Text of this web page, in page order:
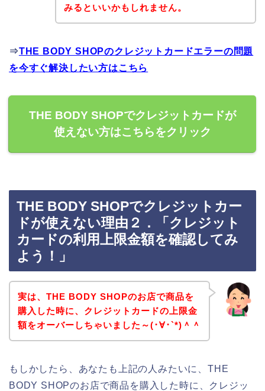
みるといいかもしれません。
⇒THE BODY SHOPのクレジットカードエラーの問題
を今すぐ解決したい方はこちら
THE BODY SHOPでクレジットカードが
使えない方はこちらをクリック
THE BODY SHOPでクレジットカー
ドが使えない理由２．「クレジット
カードの利用上限金額を確認してみ
よう！」
実は、THE BODY SHOPのお店で商品を
購入した時に、クレジットカードの上限金
額をオーバーしちゃいました～(･∀･`*)＾＾
もしかしたら、あなたも上記の人みたいに、THE
BODY SHOPのお店で商品を購入した時に、クレジッ